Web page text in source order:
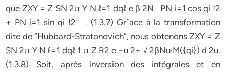
que ZXY = Z SN 2π Y N ℓ=1 dqℓ e β 2N PN i=1 cos qi !2
+ PN i=1 sin qi !2 . (1.3.7) Grˆace à la transformation
dite de “Hubbard-Stratonovich”, nous obtenons ZXY = Z
SN 2π Y N ℓ=1 dqℓ 1 π Z R2 e −u 2+ √ 2βNu·M({qi}) d 2u.
(1.3.8) Soit, après inversion des intégrales et en